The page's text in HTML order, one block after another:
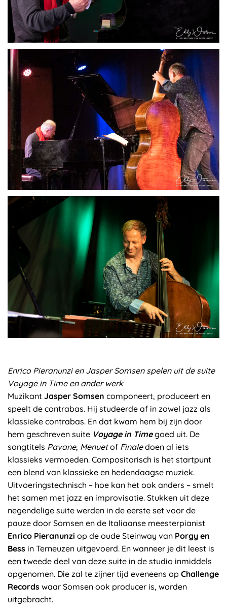
Enrico Pieranunzi en Jasper Somsen spelen uit de suite
Voyage in Time en ander werk
Muzikant Jasper Somsen componeert, produceert en
speelt de contrabas. Hij studeerde af in zowel jazz als
klassieke contrabas. En dat kwam hem bij zijn door
hem geschreven suite Voyage in Timegoed uit. De
songtitels Pavane, Menuetof Finaledoen al iets
klassieks vermoeden. Compositorisch is het startpunt
een blend van klassieke en hedendaagse muziek.
Uitvoeringstechnisch – hoe kan het ook anders – smelt
het samen met jazz en improvisatie. Stukken uit deze
negendelige suite werden in de eerste set voor de
pauze door Somsen en de Italiaanse meesterpianist
Enrico Pieranunzi op de oude Steinway van Porgy en
Bess in Terneuzen uitgevoerd. En wanneer je dit leest is
een tweede deel van deze suite in de studio inmiddels
opgenomen. Die zal te zijner tijd eveneens op Challenge
Records waar Somsen ook producer is, worden
uitgebracht.